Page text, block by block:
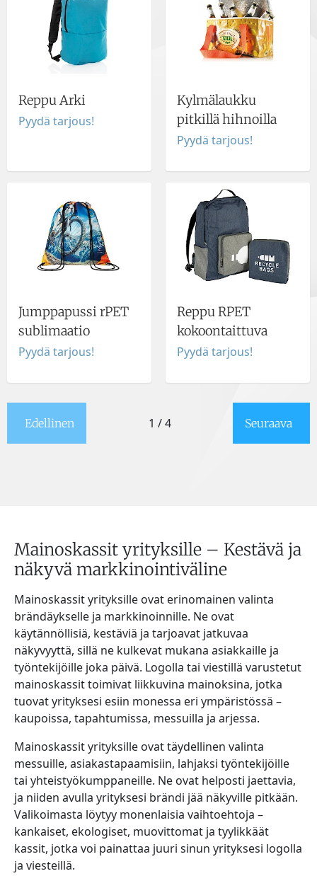
Reppu Arki
Pyydä tarjous!
Kylmälaukku
pitkillä hihnoilla
Pyydä tarjous!
Jumppapussi rPET
sublimaatio
Pyydä tarjous!
Reppu RPET
kokoontaittuva
Pyydä tarjous!
Edellinen 1 / 4 Seuraava
Mainoskassit yrityksille – Kestävä ja
näkyvä markkinointiväline
Mainoskassit yrityksille ovat erinomainen valinta
brändäykselle ja markkinoinnille. Ne ovat
käytännöllisiä, kestäviä ja tarjoavat jatkuvaa
näkyvyyttä, sillä ne kulkevat mukana asiakkaille ja
työntekijöille joka päivä. Logolla tai viestillä varustetut
mainoskassit toimivat liikkuvina mainoksina, jotka
tuovat yrityksesi esiin monessa eri ympäristössä –
kaupoissa, tapahtumissa, messuilla ja arjessa.
Mainoskassit yrityksille ovat täydellinen valinta
messuille, asiakastapaamisiin, lahjaksi työntekijöille
tai yhteistyökumppaneille. Ne ovat helposti jaettavia,
ja niiden avulla yrityksesi brändi jää näkyville pitkään.
Valikoimasta löytyy monenlaisia vaihtoehtoja –
kankaiset, ekologiset, muovittomat ja tyylikkäät
kassit, jotka voi painattaa juuri sinun yrityksesi logolla
ja viesteillä.